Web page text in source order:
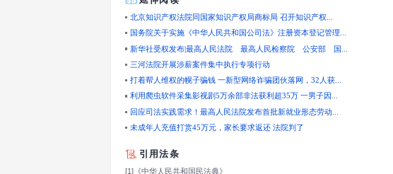
10.实施本意见第二条、第七条规定
11.与外国或者境外机构、组织、个
12.“台独”顽固分子分裂国家、煽
国家安全机关立案侦查或者人民法